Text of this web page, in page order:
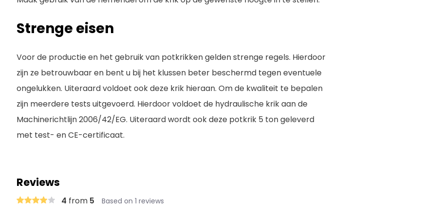
Strenge eisen
Voor de productie en het gebruik van potkrikken gelden strenge regels. Hierdoor
zijn ze betrouwbaar en bent u bij het klussen beter beschermd tegen eventuele
ongelukken. Uiteraard voldoet ook deze krik hieraan. Om de kwaliteit te bepalen
zijn meerdere tests uitgevoerd. Hierdoor voldoet de hydraulische krik aan de
Machinerichtlijn 2006/42/EG. Uiteraard wordt ook deze potkrik 5 ton geleverd
met test- en CE-certificaat.
Reviews
4 from 5 Based on 1 reviews